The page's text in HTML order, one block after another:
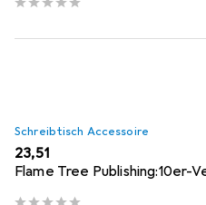
Schreibtisch Accessoire
EUR
23,51
Flame Tree Publishing:10er-